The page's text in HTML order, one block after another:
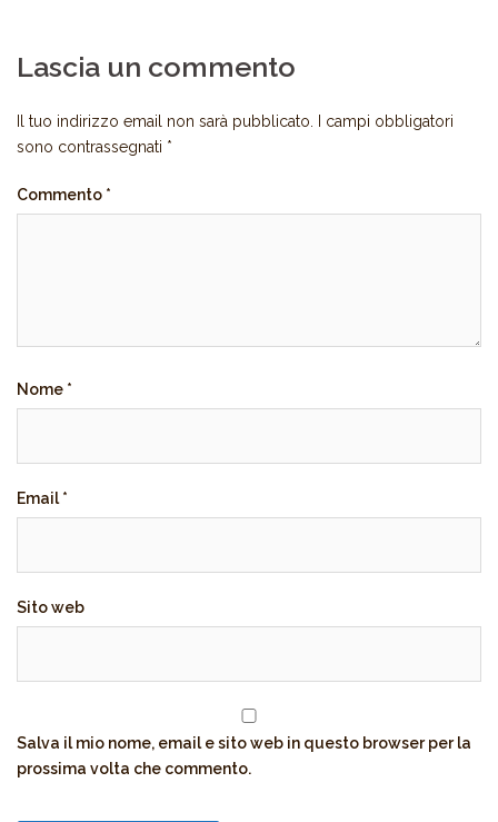
Lascia un commento
Il tuo indirizzo email non sarà pubblicato.
I campi obbligatori
sono contrassegnati *
Commento *
Nome *
Email*
Sito web
Salva il mio nome, email e sito web in questo browser per la
prossima volta che commento.